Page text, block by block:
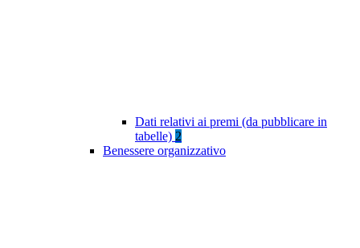
Dati relativi ai premi (da pubblicare in
tabelle) 2
Benessere organizzativo